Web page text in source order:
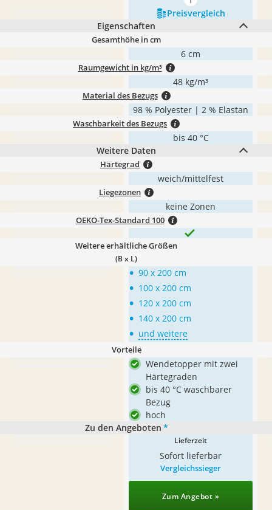
mehr anzeigen
Preis­vergleich
Eigenschaften
Gesamthöhe in cm
6 cm
Raumgewicht in kg/m³
48 kg/m³
Material des Bezugs
98 % Polyester | 2 % Elastan
Waschbarkeit des Bezugs
bis 40 °C
Weitere Daten
Härtegrad
weich/mittelfest
Liegezonen
keine Zonen
OEKO-Tex-Standard 100
Weitere erhältliche Größen
(B x L)
• 90 x 200 cm
• 100 x 200 cm
• 120 x 200 cm
• 140 x 200 cm
• und weitere
Vorteile
Wendetopper mit zwei
Härtegraden
bis 40 °C waschbarer
Bezug
hoch
Zu den Angeboten *
Lieferzeit
Sofort lieferbar
Vergleichssieger
Zum Angebot »